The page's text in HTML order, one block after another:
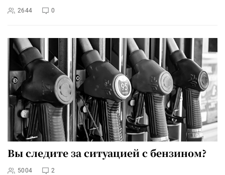
2644 0
Вы следите за ситуацией с бензином?
5004 2